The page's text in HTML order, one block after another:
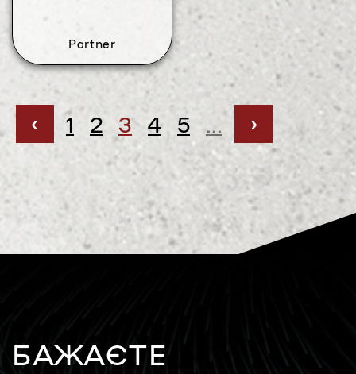
Partner
‹ 1 2 3 4 5 ›
БАЖАЄТЕ